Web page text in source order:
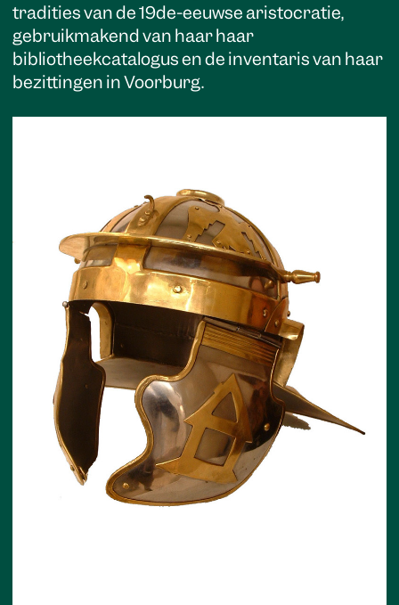
tradities van de 19de-eeuwse aristocratie,
gebruikmakend van haar haar
bibliotheekcatalogus en de inventaris van haar
bezittingen in Voorburg.